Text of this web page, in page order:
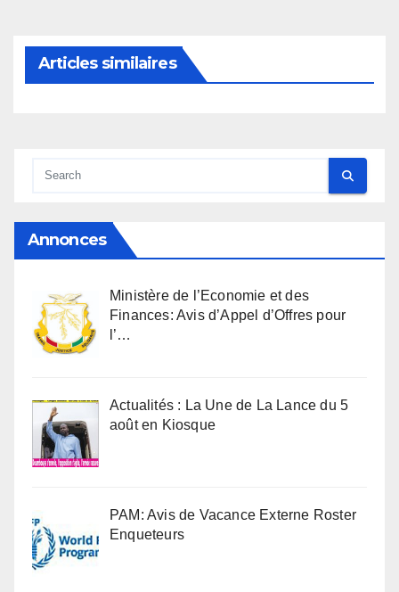
Articles similaires
Annonces
Ministère de l’Economie et des
Finances: Avis d’Appel d’Offres pour
l’…
Actualités : La Une de La Lance du 5
août en Kiosque
PAM: Avis de Vacance Externe Roster
Enqueteurs